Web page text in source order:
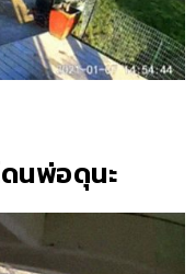
ดนพ่อดุนะ